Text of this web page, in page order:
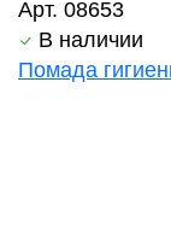
Арт. 08653
В наличии
Помада